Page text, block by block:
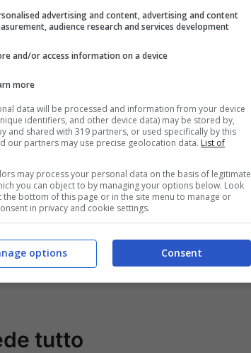
la canotta è esplosiva
la verità su Can Yaman: com’è
tutto
advertising and content, advertising and content
audience research and services development
and/or access information on a device
more
data will be processed and information from your device
identifiers, and other device data) may be stored by,
and shared with 319 partners, or used specifically by this
our partners may use precise geolocation data. List of
may process your personal data on the basis of legitimate
you can object to by managing your options below. Look
the bottom of this page or in the site menu to manage or
in privacy and cookie settings.
Consent
options